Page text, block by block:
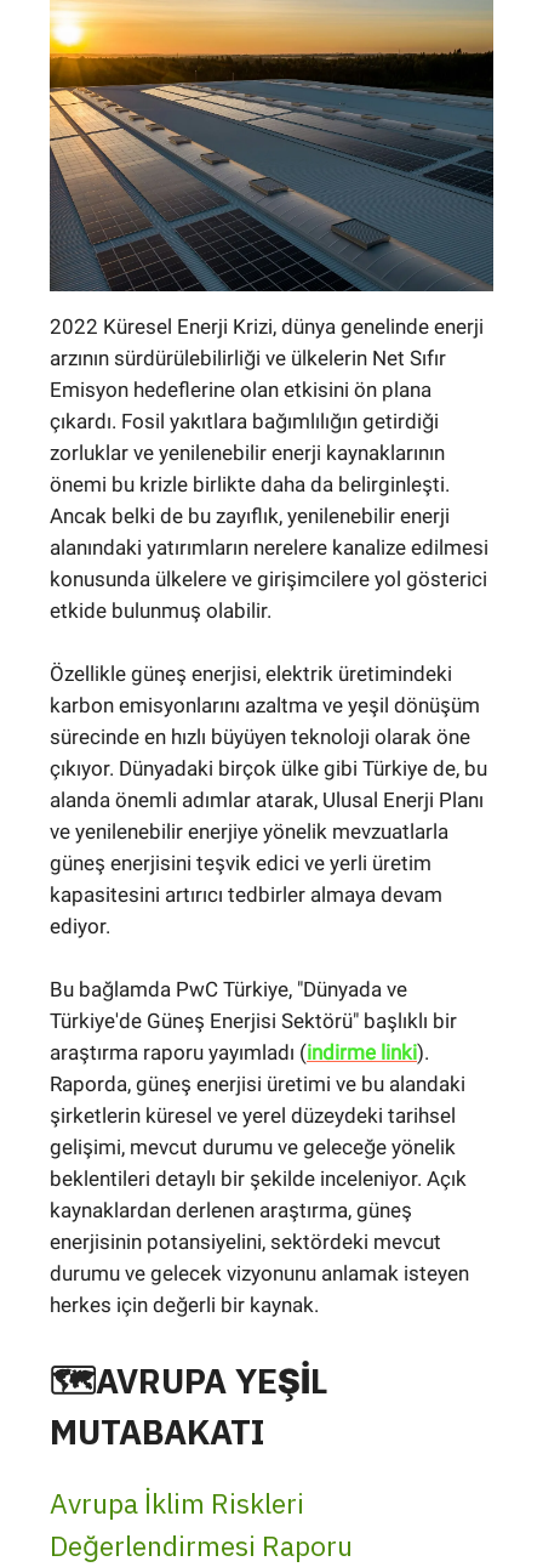
2022 Küresel Enerji Krizi, dünya genelinde enerji
arzının sürdürülebilirliği ve ülkelerin Net Sıfır
Emisyon hedeflerine olan etkisini ön plana
çıkardı. Fosil yakıtlara bağımlılığın getirdiği
zorluklar ve yenilenebilir enerji kaynaklarının
önemi bu krizle birlikte daha da belirginleşti.
Ancak belki de bu zayıflık, yenilenebilir enerji
alanındaki yatırımların nerelere kanalize edilmesi
konusunda ülkelere ve girişimcilere yol gösterici
etkide bulunmuş olabilir.
Özellikle güneş enerjisi, elektrik üretimindeki
karbon emisyonlarını azaltma ve yeşil dönüşüm
sürecinde en hızlı büyüyen teknoloji olarak öne
çıkıyor. Dünyadaki birçok ülke gibi Türkiye de, bu
alanda önemli adımlar atarak, Ulusal Enerji Planı
ve yenilenebilir enerjiye yönelik mevzuatlarla
güneş enerjisini teşvik edici ve yerli üretim
kapasitesini artırıcı tedbirler almaya devam
ediyor.
Bu bağlamda PwC Türkiye, "Dünyada ve
Türkiye'de Güneş Enerjisi Sektörü" başlıklı bir
araştırma raporu yayımladı (indirme linki).
Raporda, güneş enerjisi üretimi ve bu alandaki
şirketlerin küresel ve yerel düzeydeki tarihsel
gelişimi, mevcut durumu ve geleceğe yönelik
beklentileri detaylı bir şekilde inceleniyor. Açık
kaynaklardan derlenen araştırma, güneş
enerjisinin potansiyelini, sektördeki mevcut
durumu ve gelecek vizyonunu anlamak isteyen
herkes için değerli bir kaynak.
🗺AVRUPA YEŞİL
MUTABAKATI
Avrupa İklim Riskleri
Değerlendirmesi Raporu